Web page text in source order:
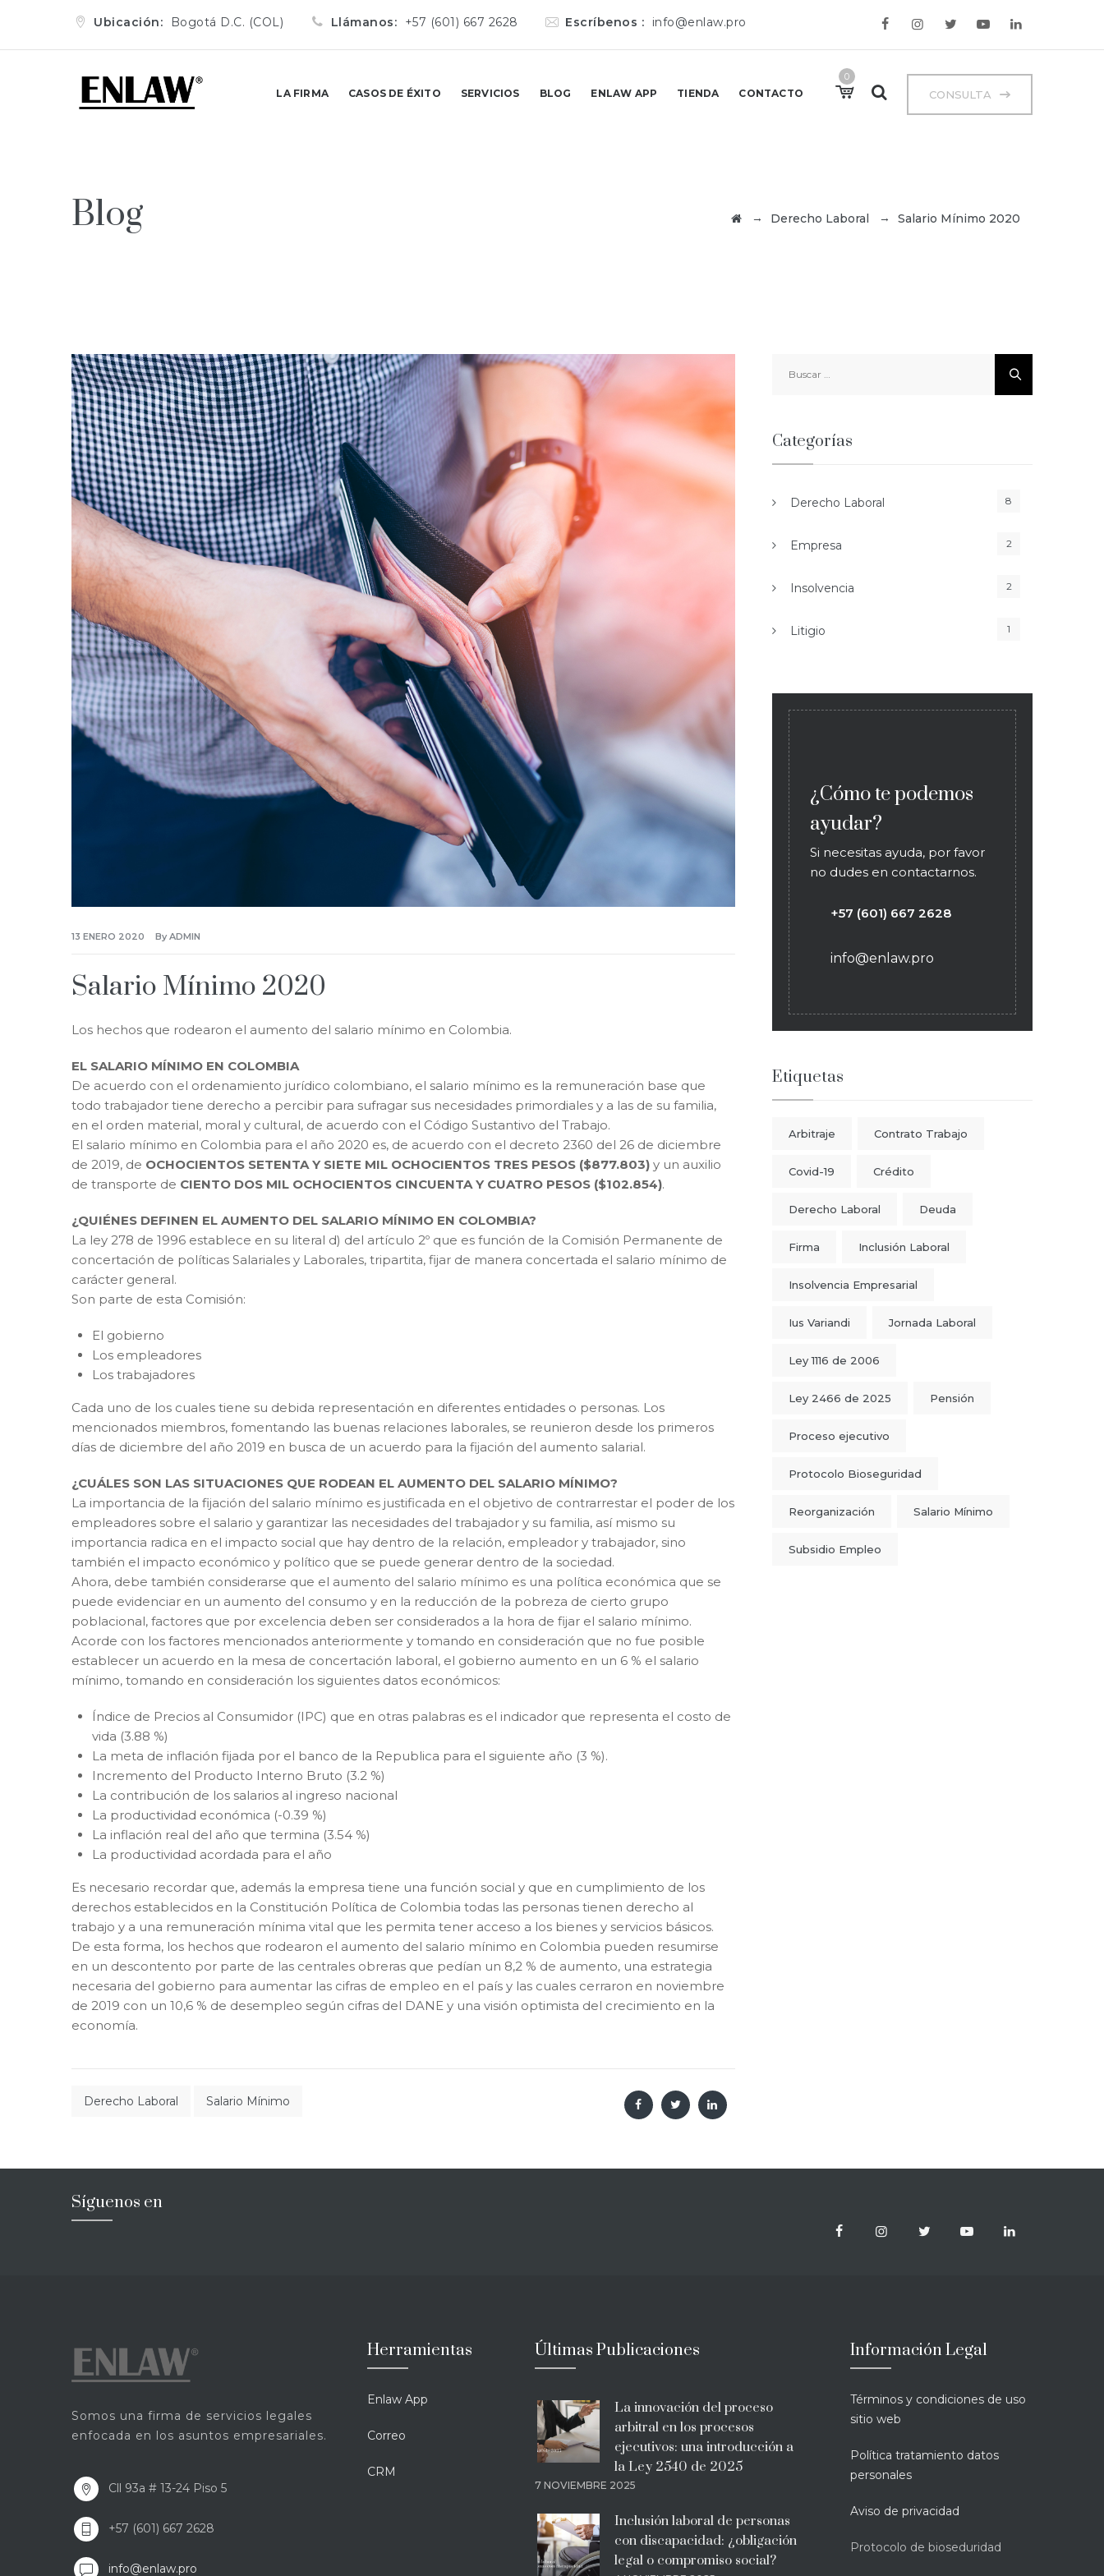
Ubicación: Bogotá D.C. (COL) Llámanos: +57 (601) 667 2628 Escríbenos : info@enlaw.pro
CONSULTA
0
LA FIRMA CASOS DE ÉXITO SERVICIOS BLOG ENLAW APP TIENDA CONTACTO
Blog → Derecho Laboral → Salario Mínimo 2020
13 ENERO 2020 By ADMIN
Salario Mínimo 2020
Los hechos que rodearon el aumento del salario mínimo en Colombia.
EL SALARIO MÍNIMO EN COLOMBIA
De acuerdo con el ordenamiento jurídico colombiano, el salario mínimo es la remuneración base que
todo trabajador tiene derecho a percibir para sufragar sus necesidades primordiales y a las de su familia,
en el orden material, moral y cultural, de acuerdo con el Código Sustantivo del Trabajo.
El salario mínimo en Colombia para el año 2020 es, de acuerdo con el decreto 2360 del 26 de diciembre
de 2019, de OCHOCIENTOS SETENTA Y SIETE MIL OCHOCIENTOS TRES PESOS ($877.803) y un auxilio
de transporte de CIENTO DOS MIL OCHOCIENTOS CINCUENTA Y CUATRO PESOS ($102.854).
¿QUIÉNES DEFINEN EL AUMENTO DEL SALARIO MÍNIMO EN COLOMBIA?
La ley 278 de 1996 establece en su literal d) del artículo 2º que es función de la Comisión Permanente de
concertación de políticas Salariales y Laborales, tripartita, fijar de manera concertada el salario mínimo de
carácter general.
Son parte de esta Comisión:
El gobierno
Los empleadores
Los trabajadores
Cada uno de los cuales tiene su debida representación en diferentes entidades o personas. Los
mencionados miembros, fomentando las buenas relaciones laborales, se reunieron desde los primeros
días de diciembre del año 2019 en busca de un acuerdo para la fijación del aumento salarial.
¿CUÁLES SON LAS SITUACIONES QUE RODEAN EL AUMENTO DEL SALARIO MÍNIMO?
La importancia de la fijación del salario mínimo es justificada en el objetivo de contrarrestar el poder de los
empleadores sobre el salario y garantizar las necesidades del trabajador y su familia, así mismo su
importancia radica en el impacto social que hay dentro de la relación, empleador y trabajador, sino
también el impacto económico y político que se puede generar dentro de la sociedad.
Ahora, debe también considerarse que el aumento del salario mínimo es una política económica que se
puede evidenciar en un aumento del consumo y en la reducción de la pobreza de cierto grupo
poblacional, factores que por excelencia deben ser considerados a la hora de fijar el salario mínimo.
Acorde con los factores mencionados anteriormente y tomando en consideración que no fue posible
establecer un acuerdo en la mesa de concertación laboral, el gobierno aumento en un 6 % el salario
mínimo, tomando en consideración los siguientes datos económicos:
Índice de Precios al Consumidor (IPC) que en otras palabras es el indicador que representa el costo de
vida (3.88 %)
La meta de inflación fijada por el banco de la Republica para el siguiente año (3 %).
Incremento del Producto Interno Bruto (3.2 %)
La contribución de los salarios al ingreso nacional
La productividad económica (-0.39 %)
La inflación real del año que termina (3.54 %)
La productividad acordada para el año
Es necesario recordar que, además la empresa tiene una función social y que en cumplimiento de los
derechos establecidos en la Constitución Política de Colombia todas las personas tienen derecho al
trabajo y a una remuneración mínima vital que les permita tener acceso a los bienes y servicios básicos.
De esta forma, los hechos que rodearon el aumento del salario mínimo en Colombia pueden resumirse
en un descontento por parte de las centrales obreras que pedían un 8,2 % de aumento, una estrategia
necesaria del gobierno para aumentar las cifras de empleo en el país y las cuales cerraron en noviembre
de 2019 con un 10,6 % de desempleo según cifras del DANE y una visión optimista del crecimiento en la
economía.
Derecho Laboral Salario Mínimo
Categorías
Derecho Laboral 8
Empresa 2
Insolvencia 2
Litigio 1
¿Cómo te podemos
ayudar?
Si necesitas ayuda, por favor
no dudes en contactarnos.
+57 (601) 667 2628
info@enlaw.pro
Etiquetas
Arbitraje Contrato Trabajo
Covid-19 Crédito
Derecho Laboral Deuda
Firma Inclusión Laboral
Insolvencia Empresarial
Ius Variandi Jornada Laboral
Ley 1116 de 2006
Ley 2466 de 2025 Pensión
Proceso ejecutivo
Protocolo Bioseguridad
Reorganización Salario Mínimo
Subsidio Empleo
Síguenos en
Somos una firma de servicios legales
enfocada en los asuntos empresariales.
Cll 93a # 13-24 Piso 5
+57 (601) 667 2628
info@enlaw.pro
Herramientas
Enlaw App
Correo
CRM
Últimas Publicaciones
La innovación del proceso
arbitral en los procesos
ejecutivos: una introducción a
la Ley 2540 de 2025
7 NOVIEMBRE 2025
Inclusión laboral de personas
con discapacidad: ¿obligación
legal o compromiso social?
Información Legal
Términos y condiciones de uso
sitio web
Política tratamiento datos
personales
Aviso de privacidad
Protocolo de bioseduridad